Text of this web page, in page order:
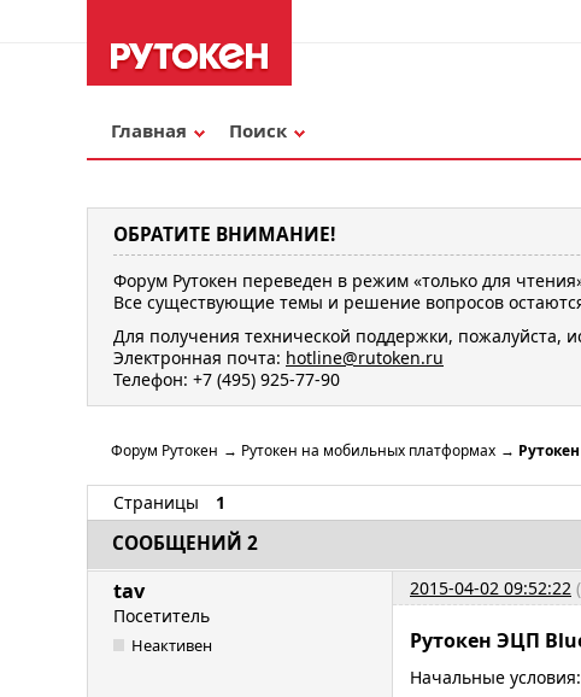
Главная Поиск
ОБРАТИТЕ ВНИМАНИЕ!
Форум Рутокен переведен в режим «только для
Все существующие темы и решение вопросов
Для получения технической поддержки, пожалуйста,
Электронная почта: hotline@rutoken.ru
Телефон: +7 (495) 925-77-90
Форум Рутокен → Рутокен на мобильных платформах →
Страницы 1
СООБЩЕНИЙ 2
tav 2015-04-02 09:52:22
Посетитель
Неактивен Рутокен ЭЦП
Начальные условия: